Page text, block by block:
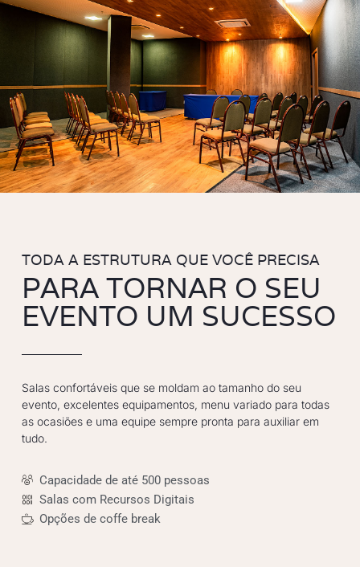
TODA A ESTRUTURA QUE VOCÊ PRECISA
PARA TORNAR O SEU
EVENTO UM SUCESSO
Salas confortáveis que se moldam ao tamanho do seu
evento, excelentes equipamentos, menu variado para todas
as ocasiões e uma equipe sempre pronta para auxiliar em
tudo.
Capacidade de até 500 pessoas
Salas com Recursos Digitais
Opções de coffe break